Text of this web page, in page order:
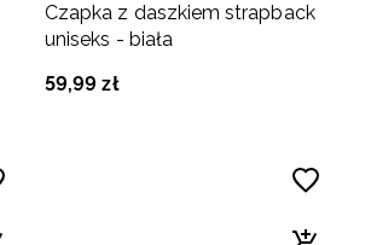
Czapka z daszkiem strapback
uniseks - biała
59,99 zł